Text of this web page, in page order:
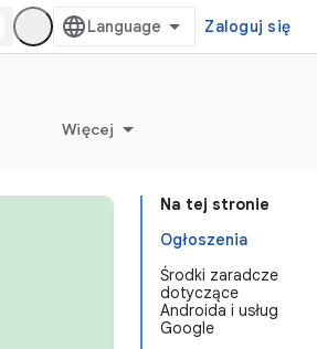
Zaloguj się
Więcej
Na tej stronie
Ogłoszenia
Środki zaradcze
dotyczące
Androida i usług
Google